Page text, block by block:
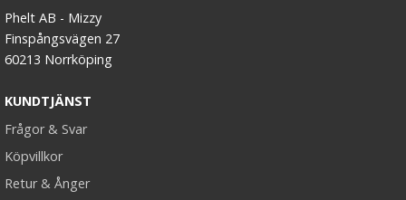
Phelt AB - Mizzy
Finspångsvägen 27
60213 Norrköping
KUNDTJÄNST
Frågor & Svar
Köpvillkor
Retur & Ånger